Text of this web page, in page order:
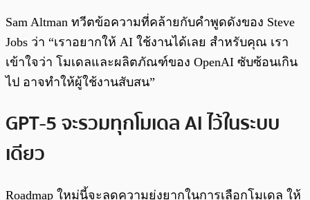
Sam Altman ทวีตข้อความที่คล้ายกับคำพูดดังของ Steve
Jobs ว่า “เราอยากให้ AI ใช้งานได้เลย สำหรับคุณ เรา
เข้าใจว่า โมเดลและผลิตภัณฑ์ของ OpenAI ซับซ้อนเกิน
ไป อาจทำให้ผู้ใช้งานสับสน”
GPT-5 จะรวมทุกโมเดล AI ไว้ในระบบ
เดียว
Roadmap ใหม่นี้จะลดความยุ่งยากในการเลือกโมเดล ให้